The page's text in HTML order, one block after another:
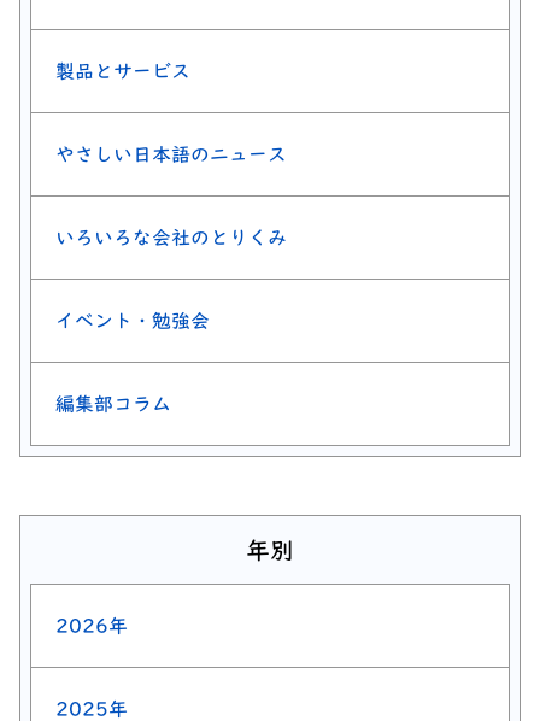
製品とサービス
やさしい日本語のニュース
いろいろな会社のとりくみ
イベント・勉強会
編集部コラム
年別
2026年
2025年